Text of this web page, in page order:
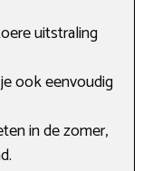
uitstraling
ook eenvoudig
in de zomer,